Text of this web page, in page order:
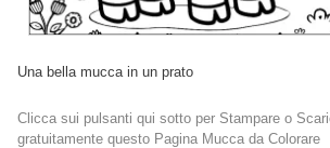
Una bella mucca in un prato
Clicca sui pulsanti qui sotto per Stampare o
gratuitamente questo Pagina Mucca da Colorare